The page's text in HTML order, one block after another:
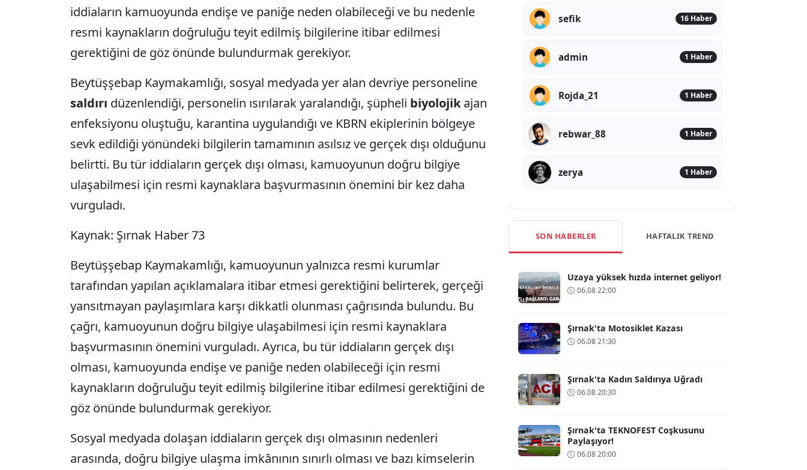
iddiaların kamuoyunda endişe ve paniğe neden olabileceği ve bu nedenle
resmi kaynakların doğruluğu teyit edilmiş bilgilerine itibar edilmesi
gerektiğini de göz önünde bulundurmak gerekiyor.
Beytüşşebap Kaymakamlığı, sosyal medyada yer alan devriye personeline
saldırı düzenlendiği, personelin ısırılarak yaralandığı, şüpheli biyolojikajan
enfeksiyonu oluştuğu, karantina uygulandığı ve KBRN ekiplerinin bölgeye
sevk edildiği yönündeki bilgilerin tamamının asılsız ve gerçek dışı olduğunu
belirtti. Bu tür iddiaların gerçek dışı olması, kamuoyunun doğru bilgiye
ulaşabilmesi için resmi kaynaklara başvurmasının önemini bir kez daha
vurguladı.
Kaynak: Şırnak Haber 73
Beytüşşebap Kaymakamlığı, kamuoyunun yalnızca resmi kurumlar
tarafından yapılan açıklamalara itibar etmesi gerektiğini belirterek, gerçeği
yansıtmayan paylaşımlara karşı dikkatli olunması çağrısında bulundu. Bu
çağrı, kamuoyunun doğru bilgiye ulaşabilmesi için resmi kaynaklara
başvurmasının önemini vurguladı. Ayrıca, bu tür iddiaların gerçek dışı
olması, kamuoyunda endişe ve paniğe neden olabileceği için resmi
kaynakların doğruluğu teyit edilmiş bilgilerine itibar edilmesi gerektiğini de
göz önünde bulundurmak gerekiyor.
Sosyal medyada dolaşan iddiaların gerçek dışı olmasının nedenleri
arasında, doğru bilgiye ulaşma imkânının sınırlı olması ve bazı kimselerin
sefik 16 Haber
admin 1 Haber
Rojda_21 1 Haber
rebwar_88 1 Haber
zerya 1 Haber
SON HABERLER HAFTALIK TREND
Uzaya yüksek hızda internet geliyor!
06.08 22:00
Şırnak'ta Motosiklet Kazası
06.08 21:30
Şırnak'ta Kadın Saldırıya Uğradı
06.08 20:30
Şırnak'ta TEKNOFEST Coşkusunu
Paylaşıyor!
06.08 20:00